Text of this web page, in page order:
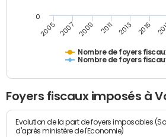
Nombre de foyers
Nombre de foyers
2005 2007 2009 2011 2013 2015
0
Foyers fiscaux imposés à
Evolution de la part de foyers imposables
d'après ministère de l'Economie)